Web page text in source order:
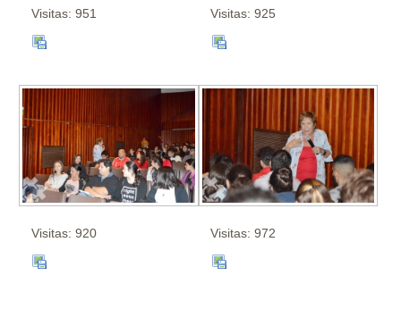
Visitas: 951 Visitas: 925
Visitas: 920 Visitas: 972